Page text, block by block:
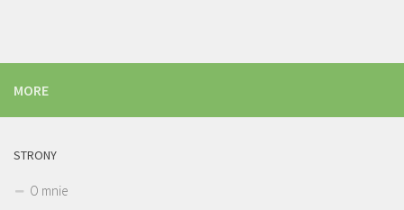
MORE
STRONY
O mnie